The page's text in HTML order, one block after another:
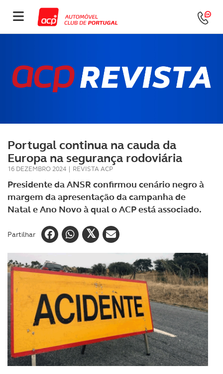
Portugal continua na cauda da
Europa na segurança rodoviária
16 DEZEMBRO 2024 | REVISTA ACP
Presidente da ANSR confirmou cenário negro à
margem da apresentação da campanha de
Natal e Ano Novo à qual o ACP está associado.
Partilhar